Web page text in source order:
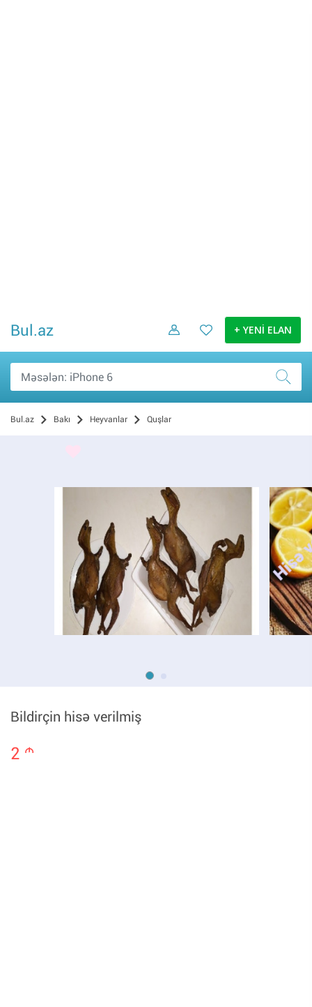
Bul.az + YENİ ELAN
Bul.az Bakı Heyvanlar Quşlar
Bildirçin hisə verilmiş
2 m